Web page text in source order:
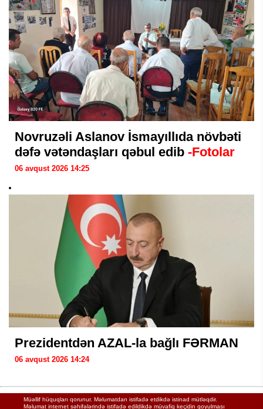
Novruzəli Aslanov İsmayıllıda növbəti
dəfə vətəndaşları qəbul edib -Fotolar
06 avqust 2026 14:25
Prezidentdən AZAL-la bağlı FƏRMAN
06 avqust 2026 14:24
Müəllif hüquqları qorunur. Məlumatdan istifadə etdikdə istinad mütləqdir.
Məlumat internet səhifələrində istifadə edildikdə müvafiq keçidin qoyulması